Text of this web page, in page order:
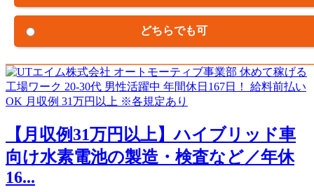
どちらでも可
【月収例31万円以上】ハイブリッド車
向け水素電池の製造・検査など／年休
16...